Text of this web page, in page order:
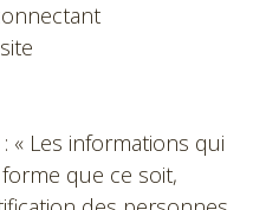
« Les informations qui
que ce soit,